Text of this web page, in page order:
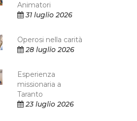
Animatori
31 luglio 2026
Operosi nella carità
28 luglio 2026
Esperienza
missionaria a
Taranto
23 luglio 2026